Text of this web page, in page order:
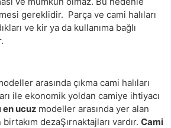
gereklidir. Parça ve cami halıları
ve kir ya da kullanıma bağlı
arasında çıkma cami halıları
ile ekonomik yoldan camiye ihtiyacı
en ucuz modeller arasında yer alan
birtakım dezaŞırnaktajları vardır. Cami